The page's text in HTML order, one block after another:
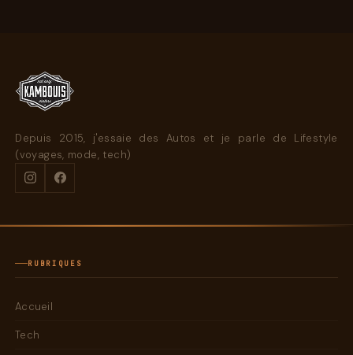
Depuis 2015, j'essaie des Autos et je parle de Lifestyle
(voyages, mode, tech)
RUBRIQUES
Accueil
Tech